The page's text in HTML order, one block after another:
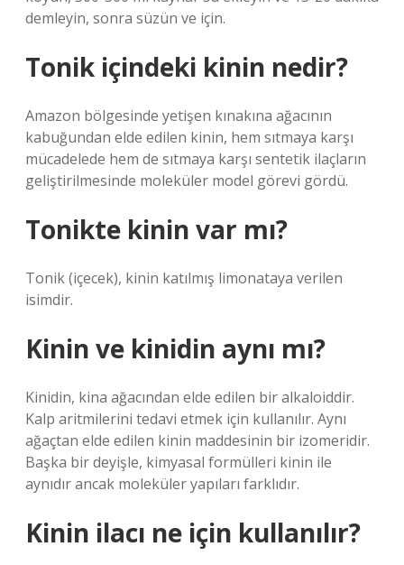
demleyin, sonra süzün ve için.
Tonik içindeki kinin nedir?
Amazon bölgesinde yetişen kınakına ağacının
kabuğundan elde edilen kinin, hem sıtmaya karşı
mücadelede hem de sıtmaya karşı sentetik ilaçların
geliştirilmesinde moleküler model görevi gördü.
Tonikte kinin var mı?
Tonik (içecek), kinin katılmış limonataya verilen
isimdir.
Kinin ve kinidin aynı mı?
Kinidin, kina ağacından elde edilen bir alkaloiddir.
Kalp aritmilerini tedavi etmek için kullanılır. Aynı
ağaçtan elde edilen kinin maddesinin bir izomeridir.
Başka bir deyişle, kimyasal formülleri kinin ile
aynıdır ancak moleküler yapıları farklıdır.
Kinin ilacı ne için kullanılır?